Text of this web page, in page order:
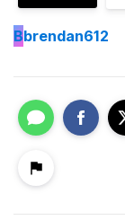
Bbrendan612